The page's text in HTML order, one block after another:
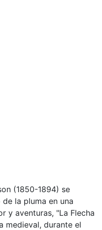
(1850-1894) se
la pluma en una
y aventuras, "La Flecha
medieval, durante el